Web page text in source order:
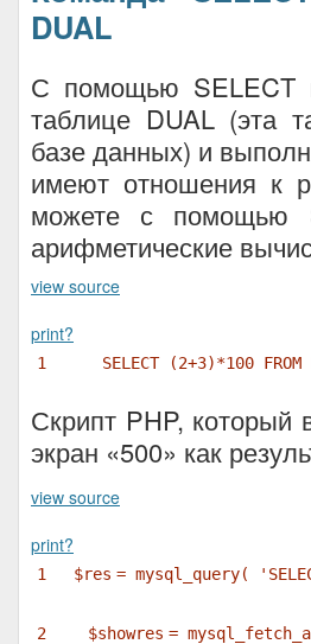
DUAL
С помощью SELECT
таблице DUAL (эта
базе данных) и
имеют отношения к
можете с помощью
арифметические
view source
print?
1 SELECT (2+3)*100 FROM
Скрипт PHP, который
экран «500» как
view source
print?
1 $res = mysql_query(
2 $showres =